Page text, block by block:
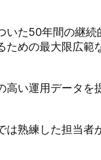
いた50年間の継続
ための最大限広範
い運用データを
は熟練した担当者